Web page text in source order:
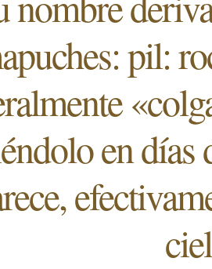
pil:
en días